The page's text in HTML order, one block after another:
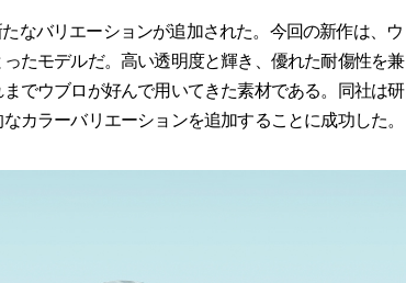
なバリエーションが追加された。今回の新作は、ウ
たモデルだ。高い透明度と輝き、優れた耐傷性を兼
でウブロが好んで用いてきた素材である。同社は研
カラーバリエーションを追加することに成功した。